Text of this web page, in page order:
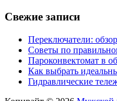
Свежие записи
Переключатели:
Советы по
Пароконвектомат в
Как выбрать
Гидравлические